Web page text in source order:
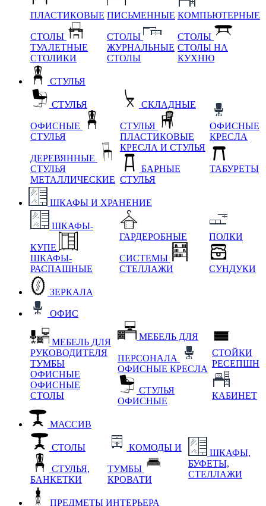
ПЛАСТИКОВЫЕ
СТОЛЫ
ТУАЛЕТНЫЕ
СТОЛИКИ
ПИСЬМЕННЫЕ
СТОЛЫ
ЖУРНАЛЬНЫЕ
СТОЛЫ
КОМПЬЮТЕРНЫЕ
СТОЛЫ
СТОЛЫ НА
КУХНЮ
СТУЛЬЯ
СТУЛЬЯ
ОФИСНЫЕ
СТУЛЬЯ
ДЕРЕВЯННЫЕ
СТУЛЬЯ
МЕТАЛЛИЧЕСКИЕ
СКЛАДНЫЕ
СТУЛЬЯ
ПЛАСТИКОВЫЕ
КРЕСЛА И СТУЛЬЯ
БАРНЫЕ
СТУЛЬЯ
ОФИСНЫЕ
КРЕСЛА
ТАБУРЕТЫ
ШКАФЫ И ХРАНЕНИЕ
ШКАФЫ-
КУПЕ
ШКАФЫ-
РАСПАШНЫЕ
ГАРДЕРОБНЫЕ
СИСТЕМЫ
СТЕЛЛАЖИ
ПОЛКИ
СУНДУКИ
ЗЕРКАЛА
ОФИС
МЕБЕЛЬ ДЛЯ
РУКОВОДИТЕЛЯ
ТУМБЫ
ОФИСНЫЕ
ОФИСНЫЕ
СТОЛЫ
МЕБЕЛЬ ДЛЯ
ПЕРСОНАЛА
ОФИСНЫЕ КРЕСЛА
СТУЛЬЯ
ОФИСНЫЕ
СТОЙКИ
РЕСЕПШН
КАБИНЕТ
МАССИВ
СТОЛЫ
СТУЛЬЯ,
БАНКЕТКИ
КОМОДЫ И
ТУМБЫ
КРОВАТИ
ШКАФЫ,
БУФЕТЫ,
СТЕЛЛАЖИ
ПРЕДМЕТЫ ИНТЕРЬЕРА